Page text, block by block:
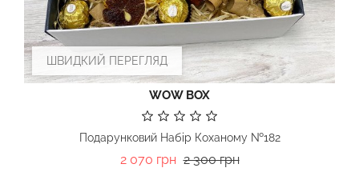
ШВИДКИЙ ПЕРЕГЛЯД
WOW BOX
Подарунковий Набір Коханому №182
2 070 грн Базова
2 300 грнЦіна